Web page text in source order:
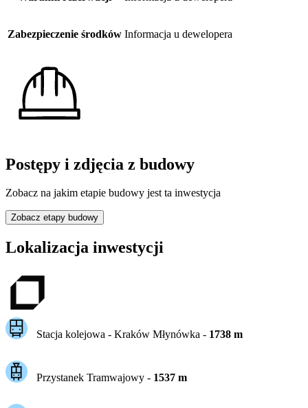
Zabezpieczenie środków Informacja u dewelopera
Postępy i zdjęcia z budowy
Zobacz na jakim etapie budowy jest ta inwestycja
Zobacz etapy budowy
Lokalizacja inwestycji
Stacja kolejowa - Kraków Młynówka - 1738m
Przystanek Tramwajowy - 1537m